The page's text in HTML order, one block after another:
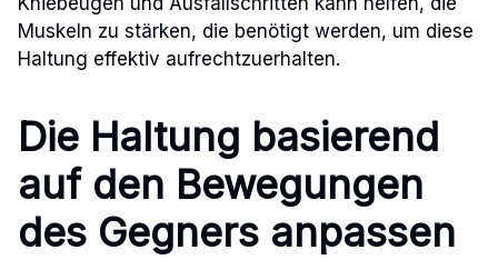
Muskeln zu stärken, die benötigt werden, um diese
Haltung effektiv aufrechtzuerhalten.
Die Haltung basierend
auf den Bewegungen
des Gegners anpassen